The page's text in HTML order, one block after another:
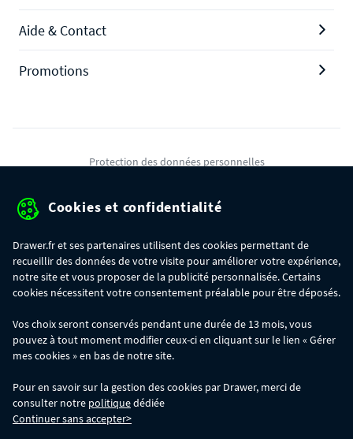
Aide & Contact
Promotions
Protection des données personnelles
Gérer mes cookies
commande :
- 30€ sur votre commande dès 300€ d'achat, avec le code BIKINI30
- 50€ sur votre commande dès 500€ d'achat, avec le code BIKINI50
Les codes BIKINI30, BIKINI50 et BIKINI100 ne sont valables que sur
www.drawer.fr; ils ne sont pas cumulables entre eux, ni avec d'autres codes
promotionnels. La remise se calculera automatiquement dans votre panier
lors de la saisie du code adéquat.
Cookies et confidentialité
Drawer.fr et ses partenaires utilisent des cookies permettant de
recueillir des données de votre visite pour améliorer votre expérience,
notre site et vous proposer de la publicité personnalisée. Certains
cookies nécessitent votre consentement préalable pour être déposés.
Vos choix seront conservés pendant une durée de 13 mois, vous
pouvez à tout moment modifier ceux-ci en cliquant sur le lien « Gérer
mes cookies » en bas de notre site.
Pour en savoir sur la gestion des cookies par Drawer, merci de
consulter notre politiquedédiée
Continuer sans accepter>